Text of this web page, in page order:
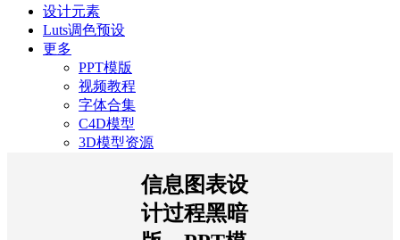
设计元素
Luts调色预设
更多
PPT模版
视频教程
字体合集
C4D模型
3D模型资源
信息图表设
计过程黑暗